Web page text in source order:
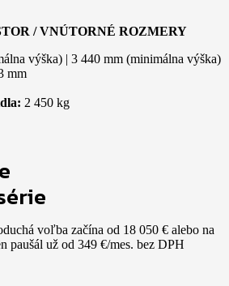
/ VNÚTORNÉ ROZMERY
výška) | 3 440 mm (minimálna výška)
mm
2 450 kg
voľba začína od 18 050 € alebo na
paušál už od 349 €/mes. bez DPH